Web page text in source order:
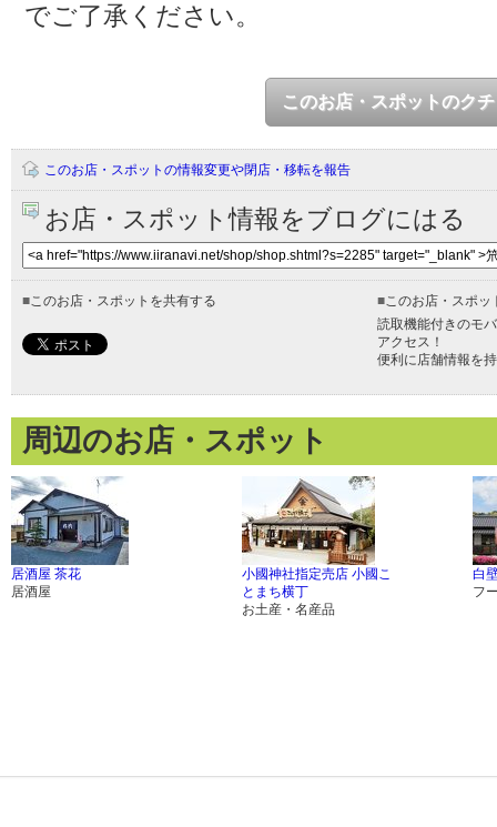
でご了承ください。
このお店・スポットのク
このお店・スポットの情報変更や閉店・移転を報告
お店・スポット情報をブログにはる
■このお店・スポットを共有する ■このお店・スポッ
読取機能付きのモ
アクセス！
便利に店舗情報を
周辺のお店・スポット
居酒屋 茶花
居酒屋
小國神社指定売店 小國こ
とまち横丁
お土産・名産品
白
フ